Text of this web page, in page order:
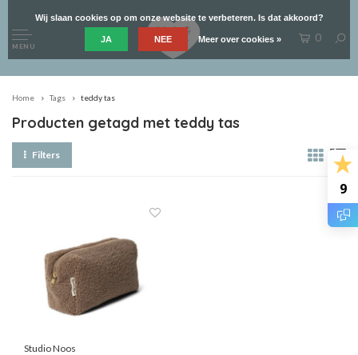
9
MENU
0
Home Tags teddy tas
Producten getagd met teddy tas
Filters
Studio Noos
Wij slaan cookies op om onze website te verbeteren. Is dat akkoord?
JA NEE Meer over cookies »